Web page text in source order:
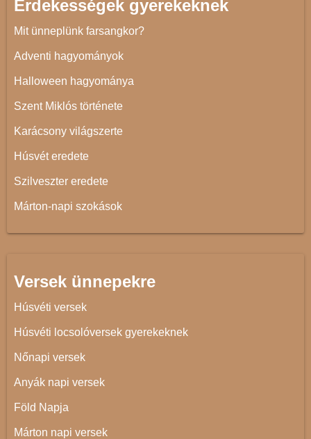
Érdekességek gyerekeknek
Mit ünneplünk farsangkor?
Adventi hagyományok
Halloween hagyománya
Szent Miklós története
Karácsony világszerte
Húsvét eredete
Szilveszter eredete
Márton-napi szokások
Versek ünnepekre
Húsvéti versek
Húsvéti locsolóversek gyerekeknek
Nőnapi versek
Anyák napi versek
Föld Napja
Márton napi versek